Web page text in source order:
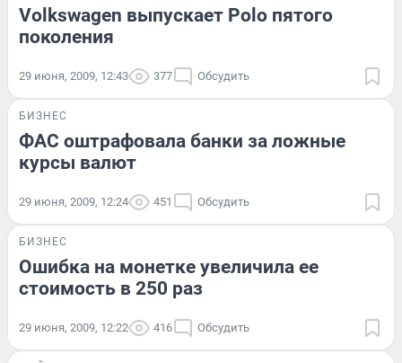
Volkswagen выпускает Polo пятого
поколения
29 июня, 2009, 12:43 377 Обсудить
БИЗНЕС
ФАС оштрафовала банки за ложные
курсы валют
29 июня, 2009, 12:24 451 Обсудить
БИЗНЕС
Ошибка на монетке увеличила ее
стоимость в 250 раз
29 июня, 2009, 12:22 416 Обсудить